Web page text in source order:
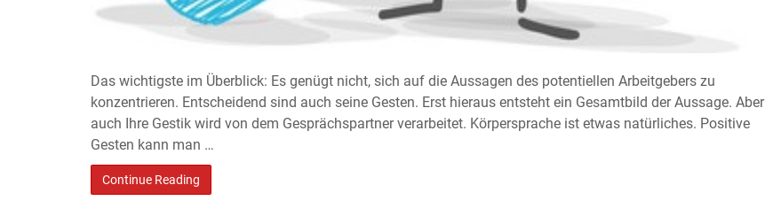
Das wichtigste im Überblick: Es genügt nicht, sich auf die Aussagen des potentiellen Arbeitgebers zu
konzentrieren. Entscheidend sind auch seine Gesten. Erst hieraus entsteht ein Gesamtbild der Aussage. Aber
auch Ihre Gestik wird von dem Gesprächspartner verarbeitet. Körpersprache ist etwas natürliches. Positive
Gesten kann man …
Continue Reading